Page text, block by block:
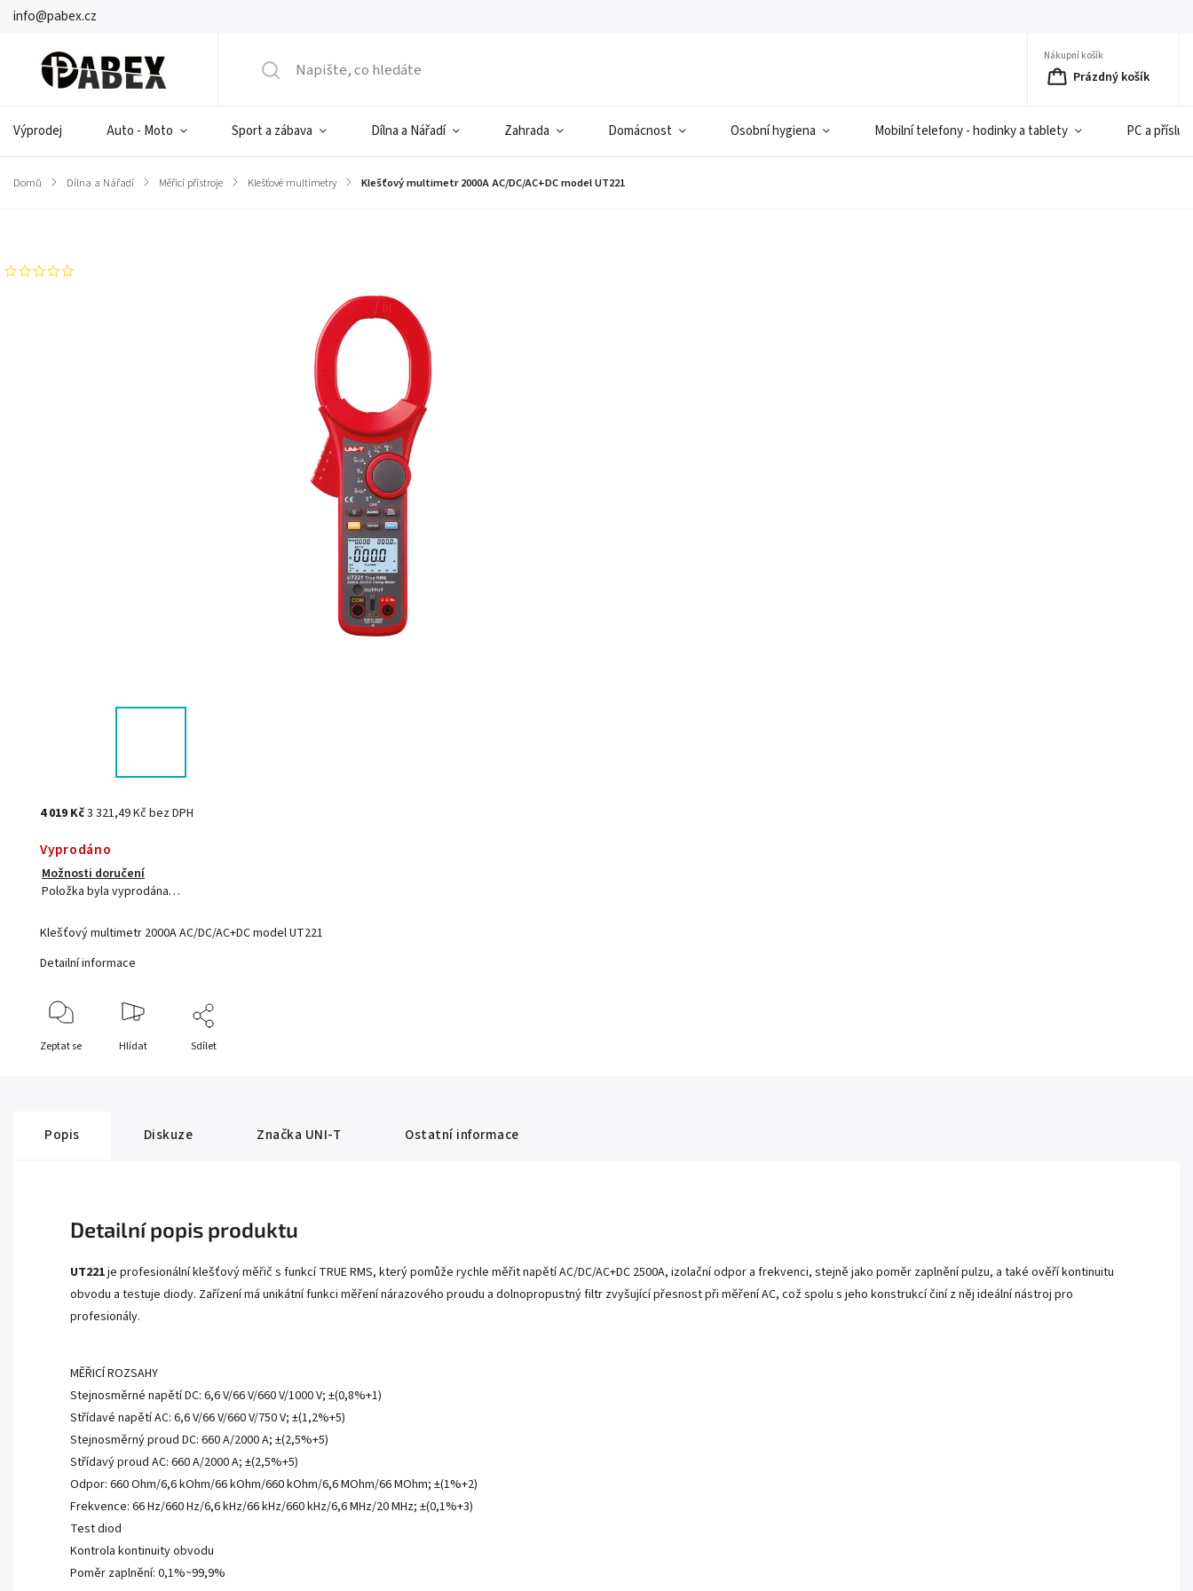
info@pabex.cz
Nákupní košík
Prázdný košík
Výprodej Auto - Moto Sport a zábava Dílna a Nářadí Zahrada Domácnost Osobní hygiena Mobilní telefony - hodinky a tablety PC a
Domů / Dílna a Nářadí / Měřicí přístroje / Klešťové multimetry / Klešťový multimetr 2000A AC/DC/AC+DC model UT221
4 019 Kč3 321,49 Kč bez DPH
Vyprodáno
Možnosti doručení
Položka byla vyprodána…
Klešťový multimetr 2000A AC/DC/AC+DC model UT221
Detailní informace
Zeptat se Hlídat Sdílet
Popis Diskuze Značka UNI-T Ostatní informace
Detailní popis produktu
UT221je profesionálníklešťový měřič s funkcí TRUE RMS, který pomůže rychle měřit napětí AC/DC/AC+DC 2500A, izolační odpor a frekvenci, stejně jako poměr zaplnění pulzu, a také ověří kontinuitu
obvodu a testuje diody. Zařízení má unikátní funkci měření nárazového proudu a dolnopropustný filtr zvyšující přesnost při měření AC, což spolu s jeho konstrukcí činí z něj ideální nástroj pro
profesionály.
MĚŘICÍ ROZSAHY
Stejnosměrné napětí DC: 6,6 V/66 V/660 V/1000 V; ±(0,8%+1)
Střídavé napětí AC: 6,6 V/66 V/660 V/750 V; ±(1,2%+5)
Stejnosměrný proud DC: 660 A/2000 A; ±(2,5%+5)
Střídavý proud AC: 660 A/2000 A; ±(2,5%+5)
Odpor: 660 Ohm/6,6 kOhm/66 kOhm/660 kOhm/6,6 MOhm/66 MOhm; ±(1%+2)
Frekvence: 66 Hz/660 Hz/6,6 kHz/66 kHz/660 kHz/6,6 MHz/20 MHz; ±(0,1%+3)
Test diod
Kontrola kontinuity obvodu
Poměr zaplnění: 0,1%~99,9%